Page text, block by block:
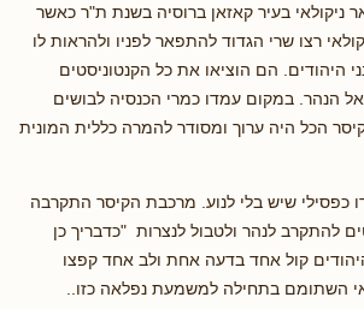
ניקולאי בעיר קאזאן ברוסיה בשנת ת"ר כאשר
רצו שרי הגדוד להתפאר לפניו ולהראות לו
היהודים. הם הוציאו את כל הקנטוניסטים
הנהר. במקום עמדו כמרי הכנסיה לבושים
הכל היה ערוך ומסודר להמרה כללית המונית
כפסילי שיש בלי לנוע. מרכבת הקיסר התקרבה
להתקרב לנהר ולטבול לנצרות "כדבריך כן
קול אחד בדעה אחת ולב אחד קפצו
השתומם בתחילה למשמעת נפלאה כזו..